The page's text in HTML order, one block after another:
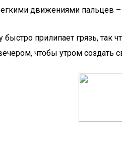
движениями пальцев –
прилипает грязь,
чтобы утром создать